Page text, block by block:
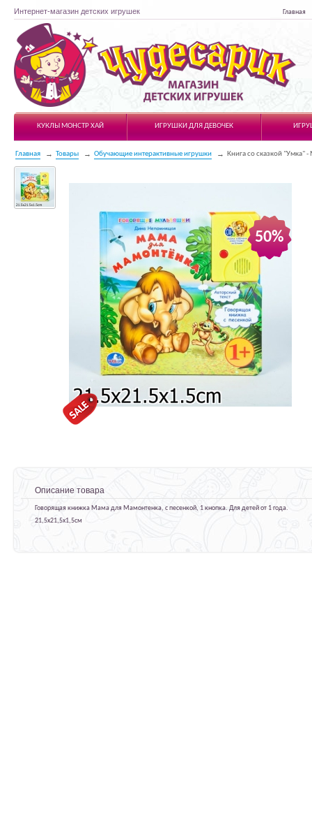
Интернет-магазин детских игрушек Главная
Чудесарик
КУКЛЫ МОНСТР ХАЙ
ИГРУШКИ ДЛЯ ДЕВОЧЕК
Главная Товары Обучающие интерактивные игрушки Книга со сказкой "Умка"
50%
Описание товара
Говорящая книжка Мама для Мамонтенка, с песенкой, 1 кнопка. Для детей от 1 года.
21,5х21,5х1,5см